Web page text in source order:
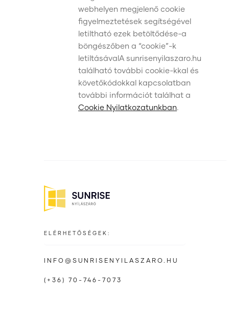
webhelyen megjelenő cookie
figyelmeztetések segítségével
letiltható ezek betöltődése-a
böngészőben a “cookie”-k
letiltásávalA sunrisenyilaszaro.hu
található további cookie-kkal és
követőkódokkal kapcsolatban
további információt találhat a
Cookie Nyilatkozatunkban.
ELÉRHETŐSÉGEK:
INFO@SUNRISENYILASZARO.HU
(+36) 70-746-7073